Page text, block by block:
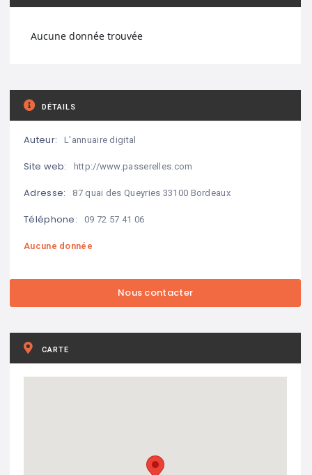
Aucune donnée trouvée
DÉTAILS
Auteur: L'annuaire digital
Site web: http://www.passerelles.com
Adresse: 87 quai des Queyries 33100 Bordeaux
Téléphone: 09 72 57 41 06
Aucune donnée
CARTE